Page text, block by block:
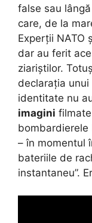
false sau
care, de la
Experții NATO
dar au ferit
ziariștilor.
declarația
identitate nu
imagini
bombardierele
– în momentul
bateriile de
instantaneu”.